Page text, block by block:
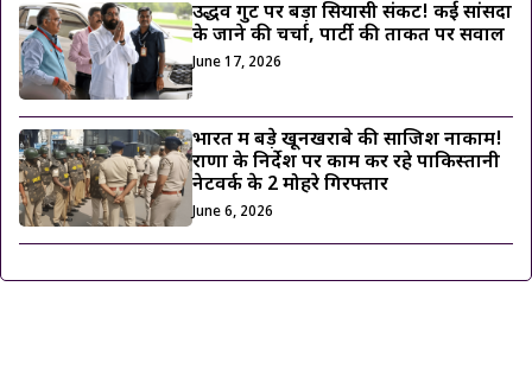
उद्धव गुट पर बड़ा सियासी संकट! कई सांसदों
के जाने की चर्चा, पार्टी की ताकत पर सवाल
June 17, 2026
भारत में बड़े खूनखराबे की साजिश नाकाम!
राणा के निर्देश पर काम कर रहे पाकिस्तानी
नेटवर्क के 2 मोहरे गिरफ्तार
June 6, 2026